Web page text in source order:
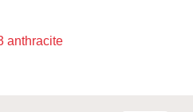
anthracite